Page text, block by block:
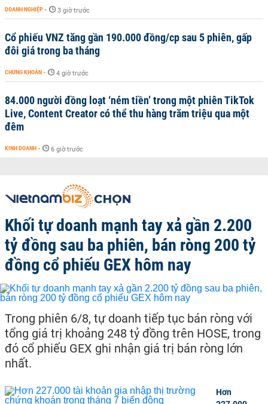
DOANH NGHIỆP - 3 giờ trước
Cổ phiếu VNZ tăng gần 190.000 đồng/cp sau 5 phiên, gấp
đôi giá trong ba tháng
CHỨNG KHOÁN - 4 giờ trước
84.000 người đồng loạt ‘ném tiền’ trong một phiên TikTok
Live, Content Creator có thể thu hàng trăm triệu qua một
đêm
KINH DOANH - 6 giờ trước
Khối tự doanh mạnh tay xả gần 2.200
tỷ đồng sau ba phiên, bán ròng 200 tỷ
đồng cổ phiếu GEX hôm nay
Trong phiên 6/8, tự doanh tiếp tục bán ròng với
tổng giá trị khoảng 248 tỷ đồng trên HOSE, trong
đó cổ phiếu GEX ghi nhận giá trị bán ròng lớn
nhất.
Hơn